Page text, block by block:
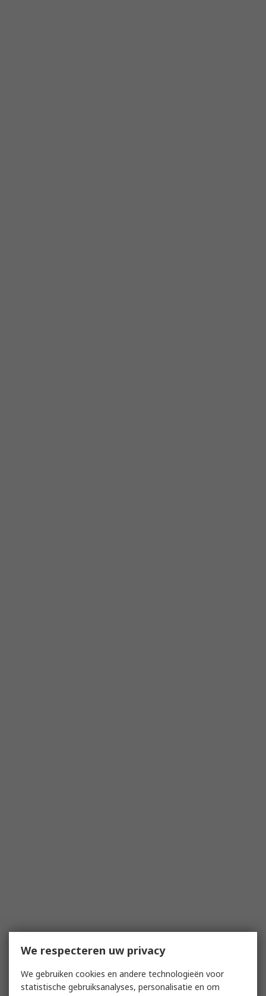
We respecteren uw privacy
We gebruiken cookies en andere technologieën voor
statistische gebruiksanalyses, personalisatie en om